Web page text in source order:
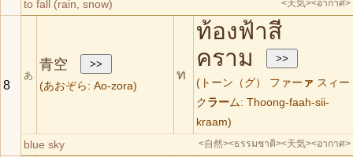
to fall (rain, snow) <天気><อากาศ>
8
あ
青空
(あおぞら: Ao-zora)
ท
ท้องฟ้าสี
คราม
(トーン（グ） ファー ァ スィー
ク ラーム: Thoong-faah-sii-
kraam)
blue sky <自然><ธรรมชาติ><天気><อากาศ>